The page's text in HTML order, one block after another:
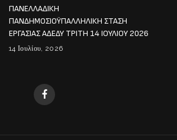
ΠΑΝΕΛΛΑΔΙΚΗ
ΠΑΝΔΗΜΟΣΙΟΫΠΑΛΛΗΛΙΚΗ ΣΤΑΣΗ
ΕΡΓΑΣΙΑΣ ΑΔΕΔΥ ΤΡΙΤΗ 14 ΙΟΥΛΙΟΥ 2026
14 Ιουλίου, 2026